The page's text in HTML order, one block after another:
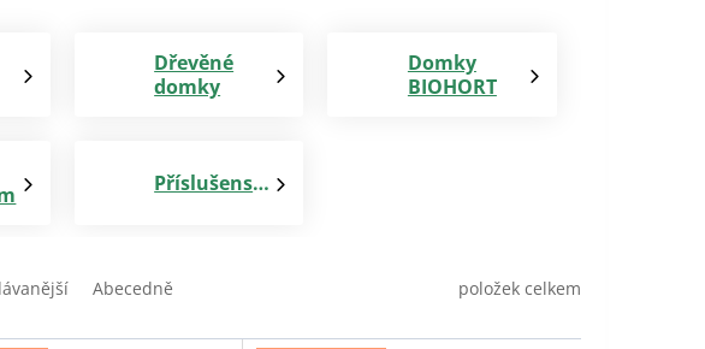
Dřevěné
domky
Domky
BIOHORT
Příslušenství
Abecedně položek celkem